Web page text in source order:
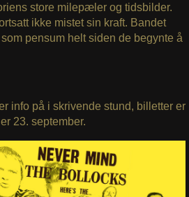
store milepæler og tidsbilder.
ikke mistet sin kraft. Bandet
pensum helt siden de begynte å
info på i skrivende stund, billetter er
23. september.